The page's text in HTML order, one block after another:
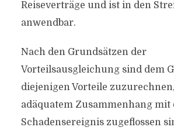
Reiseverträge und ist in den
anwendbar.
Nach den Grundsätzen der
Vorteilsausgleichung sind dem
diejenigen Vorteile
adäquatem Zusammenhang mit
Schadensereignis zugeflossen